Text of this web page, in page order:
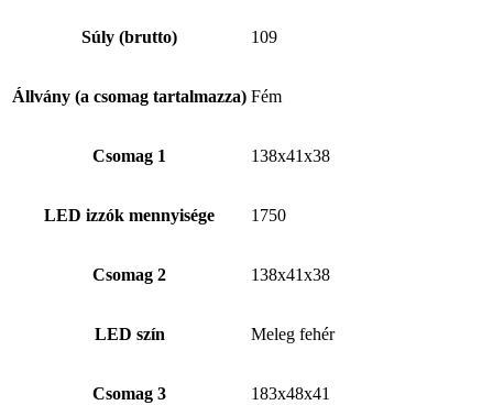
Súly (brutto) 109
Állvány (a csomag tartalmazza) Fém
Csomag 1 138x41x38
LED izzók mennyisége 1750
Csomag 2 138x41x38
LED szín Meleg fehér
Csomag 3 183x48x41